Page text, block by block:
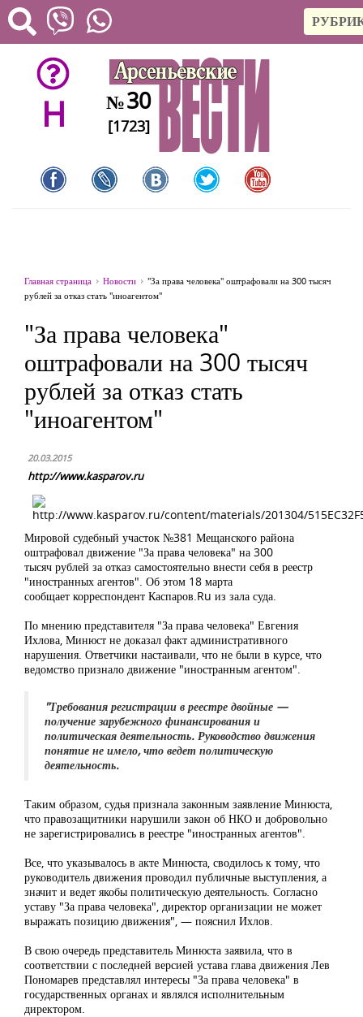
H №30
[1723]
Главная страница Новости
"За права человека" оштрафовали на 300 тысяч
рублей за отказ стать "иноагентом"
"За права человека"
оштрафовали на 300 тысяч
рублей за отказ стать
"иноагентом"
20.03.2015
http://www.kasparov.ru
Мировой судебный участок №381 Мещанского района
оштрафовал движение "За права человека" на 300
тысяч рублей за отказ самостоятельно внести себя в реестр
"иностранных агентов". Об этом 18 марта
сообщает корреспондент Каспаров.Ru из зала суда.
По мнению представителя "За права человека" Евгения
Ихлова, Минюст не доказал факт административного
нарушения. Ответчики настаивали, что не были в курсе, что
ведомство признало движение "иностранным агентом".
"Требования регистрации в реестре двойные —
получение зарубежного финансирования и
политическая деятельность. Руководство движения
понятие не имело, что ведет политическую
деятельность.
Таким образом, судья признала законным заявление Минюста,
что правозащитники нарушили закон об НКО и добровольно
не зарегистрировались в реестре "иностранных агентов".
Все, что указывалось в акте Минюста, сводилось к тому, что
руководитель движения проводил публичные выступления, а
значит и ведет якобы политическую деятельность. Согласно
уставу "За права человека", директор организации не может
выражать позицию движения", — пояснил Ихлов.
В свою очередь представитель Минюста заявила, что в
соответствии с последней версией устава глава движения Лев
Пономарев представлял интересы "За права человека" в
государственных органах и являлся исполнительным
директором.